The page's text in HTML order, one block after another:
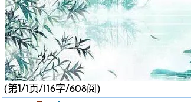
(第1 /1页/116字/608阅)